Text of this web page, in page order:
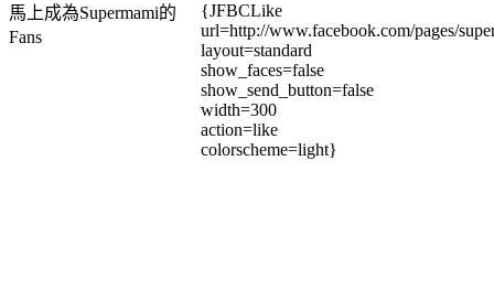
馬上成為Supermami的
Fans
{JFBCLike
url=http://www.facebook.com/pages/
layout=standard
show_faces=false
show_send_button=false
width=300
action=like
colorscheme=light}